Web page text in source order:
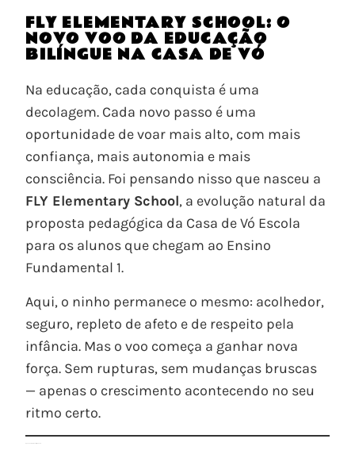
FLY ELEMENTARY SCHOOL: O
NOVO VOO DA EDUCAÇÃO
BILÍNGUE NA CASA DE VÓ
Na educação, cada conquista é uma
decolagem. Cada novo passo é uma
oportunidade de voar mais alto, com mais
confiança, mais autonomia e mais
consciência. Foi pensando nisso que nasceu a
FLY Elementary School, a evolução natural da
proposta pedagógica da Casa de Vó Escola
para os alunos que chegam ao Ensino
Fundamental 1.
Aqui, o ninho permanece o mesmo: acolhedor,
seguro, repleto de afeto e de respeito pela
infância. Mas o voo começa a ganhar nova
força. Sem rupturas, sem mudanças bruscas
— apenas o crescimento acontecendo no seu
ritmo certo.